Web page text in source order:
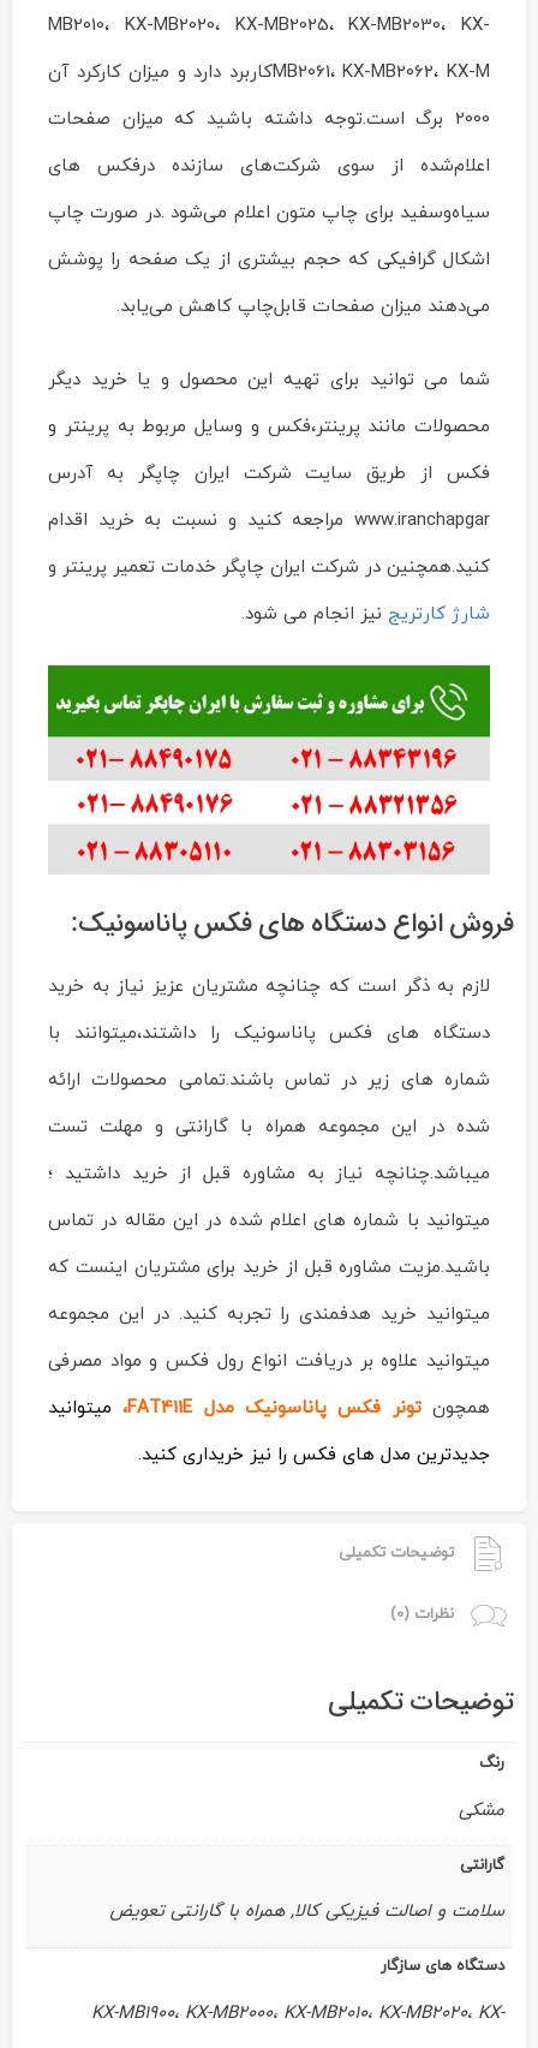
1Rating:
MB2010، KX-MB2020، KX-MB2025، KX-MB2030، KX-
MB2061، KX-MB2062، KX-Mکاربرد دارد و میزان کارکرد آن
2000 برگ است.توجه داشته باشید که میزان صفحات
اعلام‌شده از سوی شرکت‌های سازنده درفکس های
سیاه‌وسفید برای چاپ متون اعلام می‌شود .در صورت چاپ
اشکال گرافیکی که حجم بیشتری از یک صفحه را پوشش
می‌دهند میزان صفحات قابل‌چاپ کاهش می‌یابد.
شما می توانید برای تهیه این محصول و یا خرید دیگر
محصولات مانند پرینتر،فکس و وسایل مربوط به پرینتر و
فکس از طریق سایت شرکت ایران چاپگر به آدرس
www.iranchapgar مراجعه کنید و نسبت به خرید اقدام
کنید.همچنین در شرکت ایران چاپگر خدمات تعمیر پرینتر و
شارژ کارتریج نیز انجام می شود.
فروش انواع دستگاه های فکس پاناسونیک:
لازم به ذگر است که چنانچه مشتریان عزیز نیاز به خرید
دستگاه های فکس پاناسونیک را داشتند،میتوانند با
شماره های زیر در تماس باشند.تمامی محصولات ارائه
شده در این مجموعه همراه با گارانتی و مهلت تست
میباشد.چنانچه نیاز به مشاوره قبل از خرید داشتید ؛
میتوانید با شماره های اعلام شده در این مقاله در تماس
باشید.مزیت مشاوره قبل از خرید برای مشتریان اینست که
میتوانید خرید هدفمندی را تجربه کنید. در این مجموعه
میتوانید علاوه بر دریافت انواع رول فکس و مواد مصرفی
همچونتونر فکس پاناسونیک مدل FAT411E،
میتوانید
جدیدترین مدل های فکس را نیز خریداری کنید.
توضیحات تکمیلی
نظرات (0)
توضیحات تکمیلی
رنگ
مشکی
گارانتی
سلامت و اصالت فیزیکی کالا, همراه با گارانتی تعویض
دستگاه های سازگار
KX-MB1900، KX-MB2000، KX-MB2010، KX-MB2020، KX-